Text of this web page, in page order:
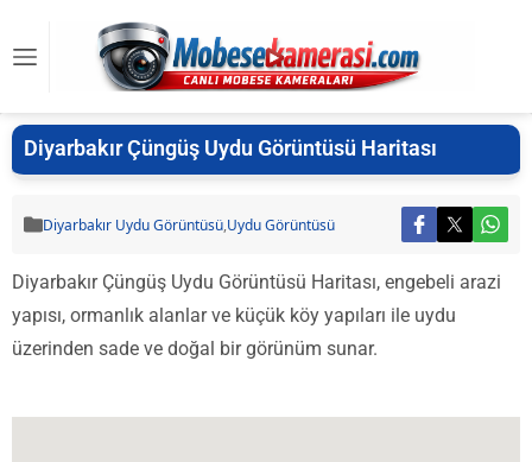
Diyarbakır Çüngüş Uydu Görüntüsü Haritası
Diyarbakır Uydu Görüntüsü,Uydu Görüntüsü
Diyarbakır Çüngüş Uydu Görüntüsü Haritası, engebeli arazi
yapısı, ormanlık alanlar ve küçük köy yapıları ile uydu
üzerinden sade ve doğal bir görünüm sunar.